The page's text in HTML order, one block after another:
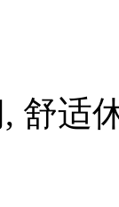
, 舒适